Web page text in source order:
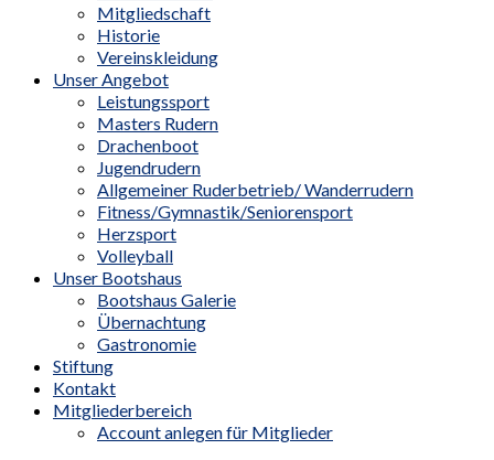
Mitgliedschaft
Historie
Vereinskleidung
Unser Angebot
Leistungssport
Masters Rudern
Drachenboot
Jugendrudern
Allgemeiner Ruderbetrieb/ Wanderrudern
Fitness/Gymnastik/Seniorensport
Herzsport
Volleyball
Unser Bootshaus
Bootshaus Galerie
Übernachtung
Gastronomie
Stiftung
Kontakt
Mitgliederbereich
Account anlegen für Mitglieder